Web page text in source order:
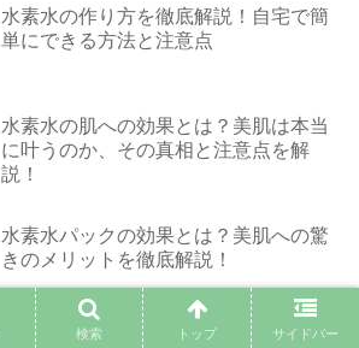
水素水の作り方を徹底解説！自宅で簡
単にできる方法と注意点
水素水の肌への効果とは？美肌は本当
に叶うのか、その真相と注意点を解
説！
水素水パックの効果とは？美肌への驚
きのメリットを徹底解説！
検索 トップ サイドバー